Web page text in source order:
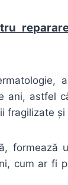
ani, astfel
fragilizate și
formează
cum ar fi